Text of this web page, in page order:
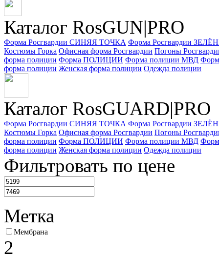
Каталог RosGUN|PRO
Форма Росгвардии СИНЯЯ ТОЧКА Форма Росгвардии
Костюмы Горка Офисная форма Росгвардии Погоны
форма полиции Форма ПОЛИЦИИ Форма полиции МВД
форма полиции Женская форма полиции Одежда полиции
Каталог RosGUARD|PRO
Форма Росгвардии СИНЯЯ ТОЧКА Форма Росгвардии
Костюмы Горка Офисная форма Росгвардии Погоны
форма полиции Форма ПОЛИЦИИ Форма полиции МВД
форма полиции Женская форма полиции Одежда полиции
Фильтровать по цене
Метка
Мембрана
2